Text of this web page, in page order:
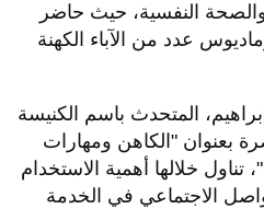
النفسية، حيث حاضر
عدد من الآباء الكهنة
المتحدث باسم الكنيسة
بعنوان "الكاهن ومهارات
تناول خلالها أهمية الاستخدام
الاجتماعي في الخدمة